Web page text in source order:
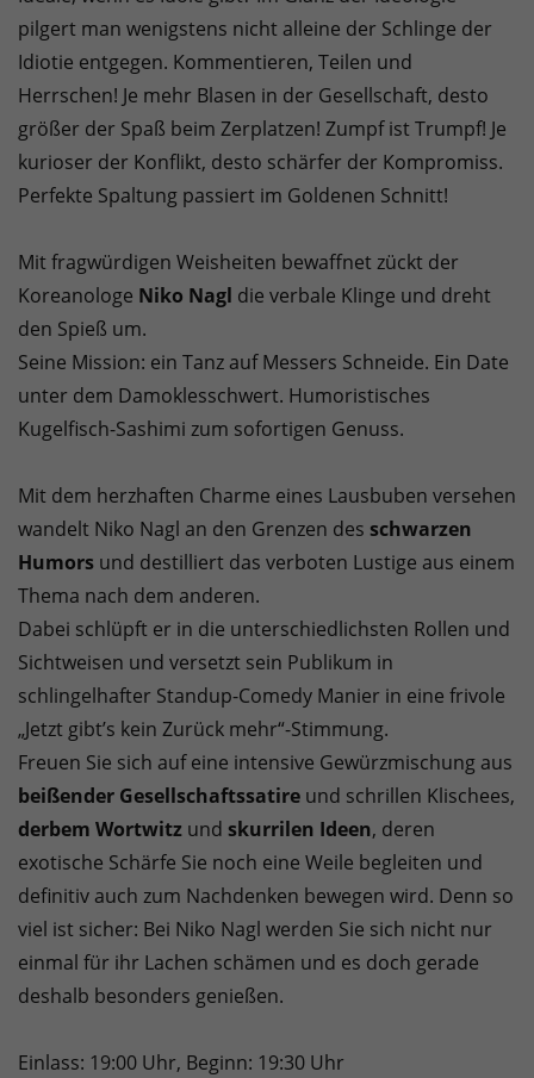
pilgert man wenigstens nicht alleine der Schlinge der
Idiotie entgegen. Kommentieren, Teilen und
Herrschen! Je mehr Blasen in der Gesellschaft, desto
größer der Spaß beim Zerplatzen! Zumpf ist Trumpf! Je
kurioser der Konflikt, desto schärfer der Kompromiss.
Perfekte Spaltung passiert im Goldenen Schnitt!
Mit fragwürdigen Weisheiten bewaffnet zückt der
Koreanologe Niko Nagl die verbale Klinge und dreht
den Spieß um.
Seine Mission: ein Tanz auf Messers Schneide. Ein Date
unter dem Damoklesschwert. Humoristisches
Kugelfisch-Sashimi zum sofortigen Genuss.
Mit dem herzhaften Charme eines Lausbuben versehen
wandelt Niko Nagl an den Grenzen des schwarzen
Humors und destilliert das verboten Lustige aus einem
Thema nach dem anderen.
Dabei schlüpft er in die unterschiedlichsten Rollen und
Sichtweisen und versetzt sein Publikum in
schlingelhafter Standup-Comedy Manier in eine frivole
„Jetzt gibt’s kein Zurück mehr“-Stimmung.
Freuen Sie sich auf eine intensive Gewürzmischung aus
beißender Gesellschaftssatire und schrillen Klischees,
derbem Wortwitz und skurrilen Ideen, deren
exotische Schärfe Sie noch eine Weile begleiten und
definitiv auch zum Nachdenken bewegen wird. Denn so
viel ist sicher: Bei Niko Nagl werden Sie sich nicht nur
einmal für ihr Lachen schämen und es doch gerade
deshalb besonders genießen.
Einlass: 19:00 Uhr, Beginn: 19:30 Uhr